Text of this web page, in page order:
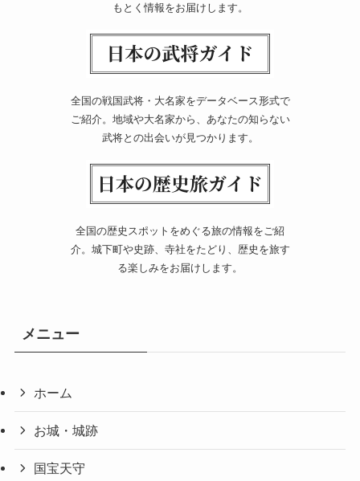
もとく情報をお届けします。
全国の戦国武将・大名家をデータベース形式で
ご紹介。地域や大名家から、あなたの知らない
武将との出会いが見つかります。
全国の歴史スポットをめぐる旅の情報をご紹
介。城下町や史跡、寺社をたどり、歴史を旅す
る楽しみをお届けします。
メニュー
ホーム
お城・城跡
国宝天守